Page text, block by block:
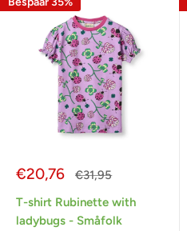
Actieprijs
€20,76
Normale
€31,95
T-shirt Rubinette with
ladybugs - Småfolk